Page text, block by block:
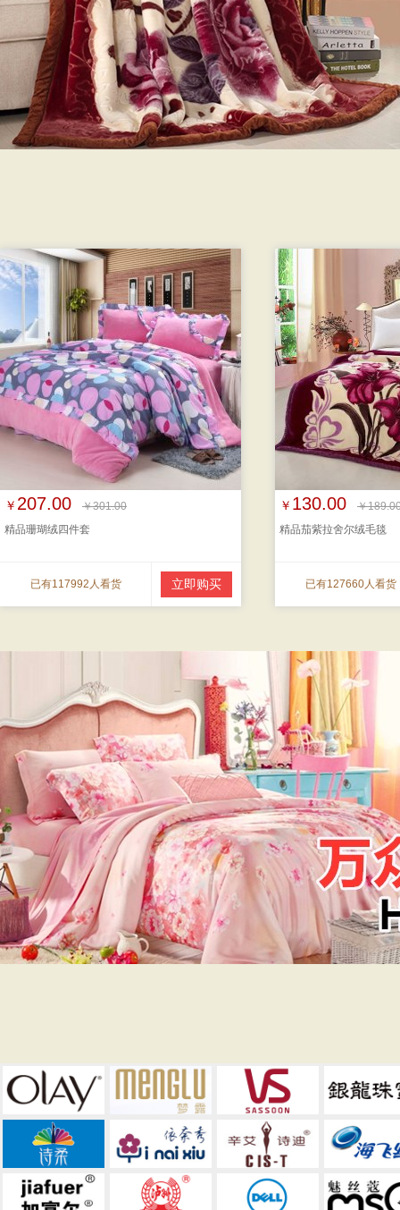
￥ 207.00
￥301.00
精品珊瑚绒四件套
已有117992人看货 立即购买
￥ 130.00
￥
精品茄紫拉舍尔绒毛毯
已有127660人看货